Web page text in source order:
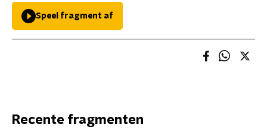
Speel fragment af
Recente fragmenten